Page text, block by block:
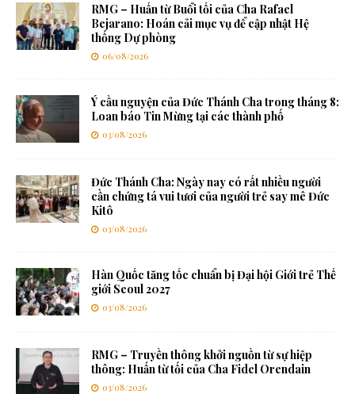
RMG – Huấn từ Buổi tối của Cha Rafael
Bejarano: Hoán cải mục vụ để cập nhật Hệ
thống Dự phòng
06/08/2026
Ý cầu nguyện của Đức Thánh Cha trong tháng 8:
Loan báo Tin Mừng tại các thành phố
03/08/2026
Đức Thánh Cha: Ngày nay có rất nhiều người
cần chứng tá vui tươi của người trẻ say mê Đức
Kitô
03/08/2026
Hàn Quốc tăng tốc chuẩn bị Đại hội Giới trẻ Thế
giới Seoul 2027
03/08/2026
RMG – Truyền thông khởi nguồn từ sự hiệp
thông: Huấn từ tối của Cha Fidel Orendain
03/08/2026